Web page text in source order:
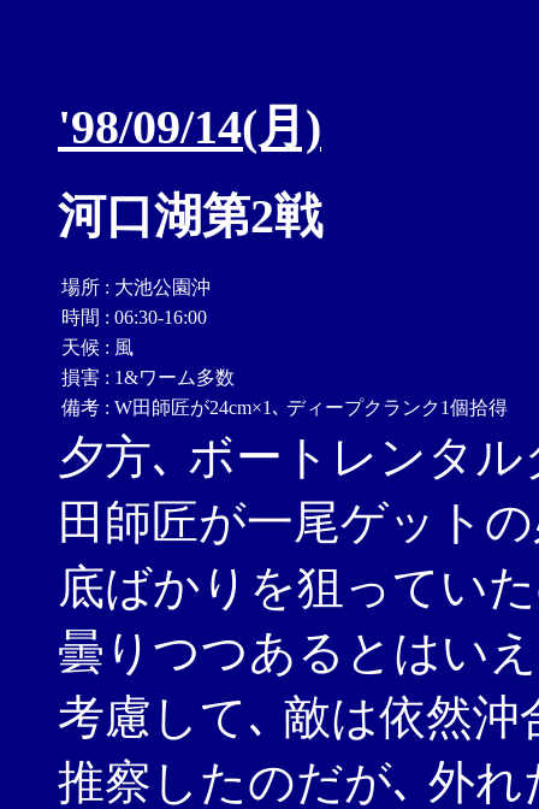
'98/09/14(月)
河口湖第2戦
場所 : 大池公園沖
時間 : 06:30-16:00
天候 : 風
損害 : 1&ワーム多数
備考 : W田師匠が24cm×1､ ディープクランク1個拾得
夕方､ ボートレンタ
田師匠が一尾ゲット
底ばかりを狙ってい
曇りつつあるとはい
考慮して､ 敵は依然
推察したのだが､ 外